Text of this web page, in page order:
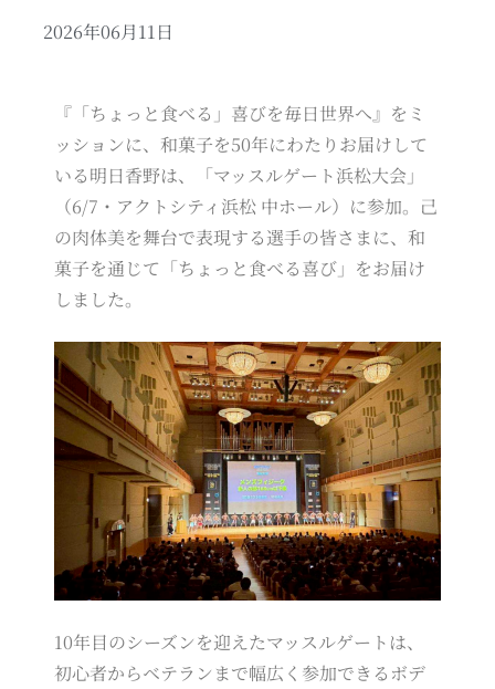
2026年06月11日
『「ちょっと食べる」喜びを毎日世界へ』をミ
ッションに、和菓子を50年にわたりお届けして
いる明日香野は、「マッスルゲート浜松大会」
（6/7・アクトシティ浜松 中ホール）に参加。己
の肉体美を舞台で表現する選手の皆さまに、和
菓子を通じて「ちょっと食べる喜び」をお届け
しました。
10年目のシーズンを迎えたマッスルゲートは、
初心者からベテランまで幅広く参加できるボデ